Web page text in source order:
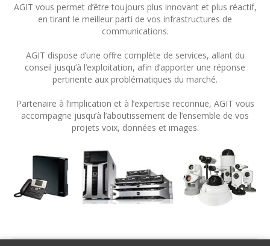
AGIT vous permet d’être toujours plus innovant et plus réactif,
en tirant le meilleur parti de vos infrastructures de
communications.
AGIT dispose d’une offre complète de services, allant du
conseil jusqu’à l’exploitation, afin d’apporter une réponse
pertinente aux problématiques du marché.
Partenaire à l’implication et à l’expertise reconnue, AGIT vous
accompagne jusqu’à l’aboutissement de l’ensemble de vos
projets voix, données et images.